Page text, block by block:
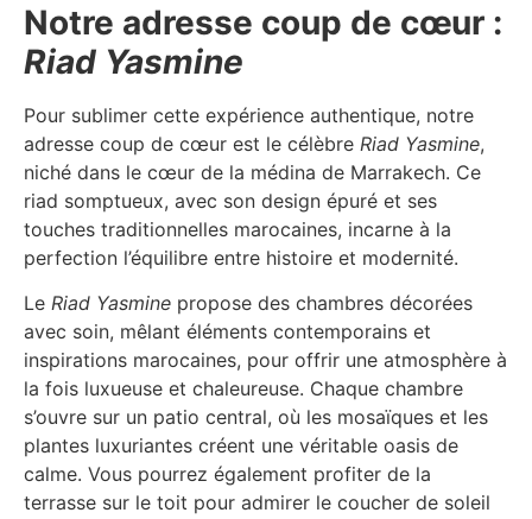
Notre adresse coup de cœur :
Riad Yasmine
Pour sublimer cette expérience authentique, notre
adresse coup de cœur est le célèbre Riad Yasmine,
niché dans le cœur de la médina de Marrakech. Ce
riad somptueux, avec son design épuré et ses
touches traditionnelles marocaines, incarne à la
perfection l’équilibre entre histoire et modernité.
Le Riad Yasmine propose des chambres décorées
avec soin, mêlant éléments contemporains et
inspirations marocaines, pour offrir une atmosphère à
la fois luxueuse et chaleureuse. Chaque chambre
s’ouvre sur un patio central, où les mosaïques et les
plantes luxuriantes créent une véritable oasis de
calme. Vous pourrez également profiter de la
terrasse sur le toit pour admirer le coucher de soleil